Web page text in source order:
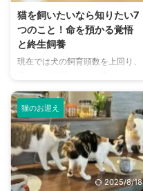
飼いの危険性や、放し飼いをおす
すめできない7つの理由を解説し
ます。 これから猫を飼う予定で
室内飼いにするか放し飼いにする
をしている方も、放し飼いの危険
...
猫を飼いたいなら知りたい7
つのこと！命を預かる覚悟
と終生飼養
現在では犬の飼育頭数を上回り、
る猫の飼育頭数。 多頭飼いされ
ている世帯も多く、猫との生活に
憧れている人も少なくないのでは
ないでしょうか。 もし「猫を飼
いたい」と思ったら簡単にお迎え
する方法がある一方で、新しく家
族を迎える覚悟も必要です。 ど
んな覚悟が必要なのか、心構えか
猫のお迎え
2025/8/18